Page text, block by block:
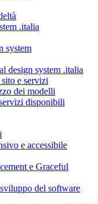
.italia
system
design system .italia
e servizi
dei modelli
disponibili
e accessibile
e Graceful
del software